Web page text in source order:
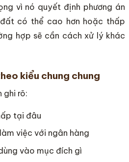
vì nó quyết định phương án
có thể cao hơn hoặc thấp
hợp sẽ cần cách xử lý khác
kiểu chung chung
ghi rõ:
tại đâu
việc với ngân hàng
vào mục đích gì